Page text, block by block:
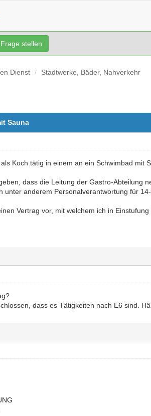
Frage stellen
Dienst Stadtwerke, Bäder, Nahverkehr
Sauna
Koch tätig in einem an ein Schwimbad
dass die Leitung der Gastro-Abteilung
unter anderem Personalverantwortung für
Vertrag vor, mit welchem ich in
dass es Tätigkeiten nach E6 sind.